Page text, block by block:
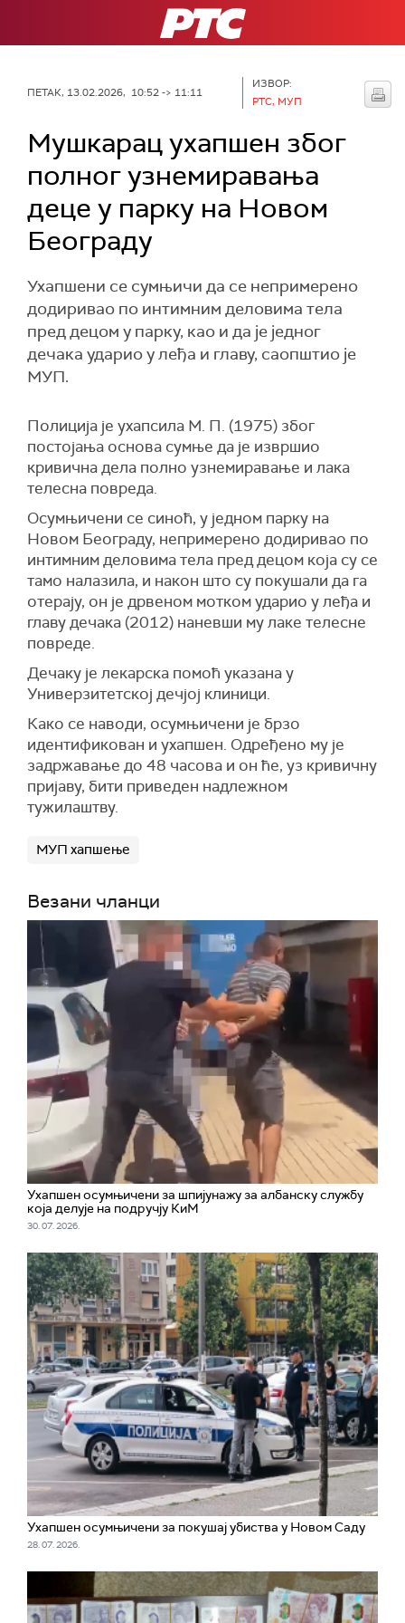
РТС
ПЕТАК, 13.02.2026, 10:52 -> 11:11
ИЗВОР:
РТС, МУП
Мушкарац ухапшен због
полног узнемиравања
деце у парку на Новом
Београду
Ухапшени се сумњичи да се непримерено
додиривао по интимним деловима тела
пред децом у парку, као и да је једног
дечака ударио у леђа и главу, саопштио је
МУП.
Полиција је ухапсила М. П. (1975) због
постојања основа сумње да је извршио
кривична дела полно узнемиравање и лака
телесна повреда.
Осумњичени се синоћ, у једном парку на
Новом Београду, непримерено додиривао по
интимним деловима тела пред децом која су се
тамо налазила, и након што су покушали да га
отерају, он је дрвеном мотком ударио у леђа и
главу дечака (2012) наневши му лаке телесне
повреде.
Дечаку је лекарска помоћ указана у
Универзитетској дечјој клиници.
Како се наводи, осумњичени је брзо
идентификован и ухапшен. Oдређено му је
задржавање до 48 часова и он ће, уз кривичну
пријаву, бити приведен надлежном
тужилаштву.
МУП хапшење
Везани чланци
Ухапшен осумњичени за шпијунажу за албанску службу
која делује на подручју КиМ
30. 07. 2026.
Ухапшен осумњичени за покушај убиства у Новом Саду
28. 07. 2026.